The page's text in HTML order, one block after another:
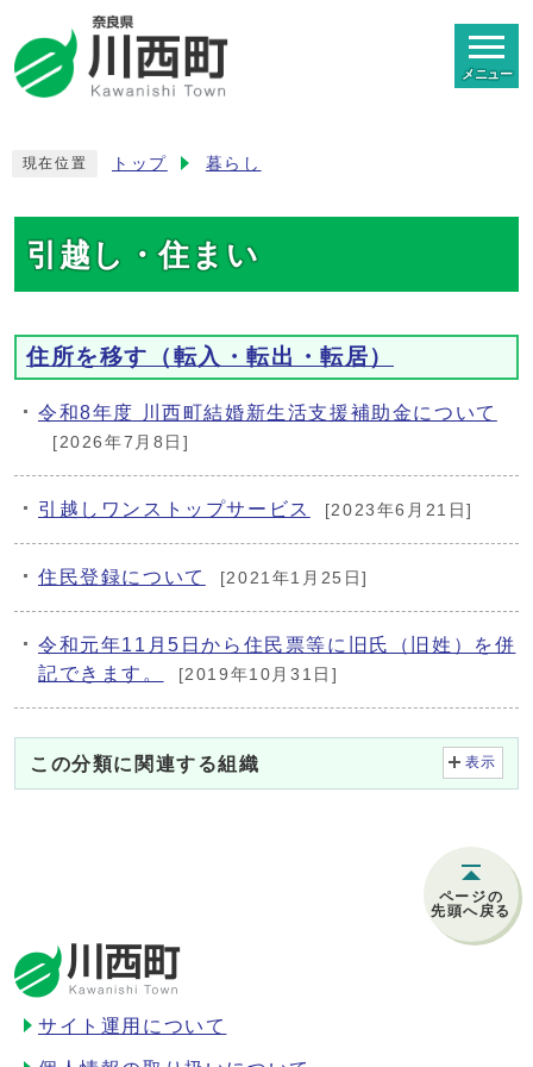
メニュー
現在位置 トップ 暮らし
引越し・住まい
住所を移す（転入・転出・転居）
令和8年度 川西町結婚新生活支援補助金について
[2026年7月8日]
引越しワンストップサービス [2023年6月21日]
住民登録について [2021年1月25日]
令和元年11月5日から住民票等に旧氏（旧姓）を併
記できます。
[2019年10月31日]
この分類に関連する組織 表示
ページの
先頭へ戻る
サイト運用について